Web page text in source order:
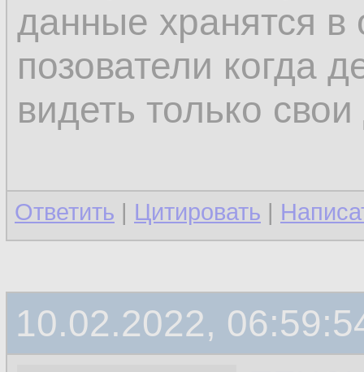
данные хранятся
позователи когда
видеть только
Ответить | Цитировать |
10.02.2022,